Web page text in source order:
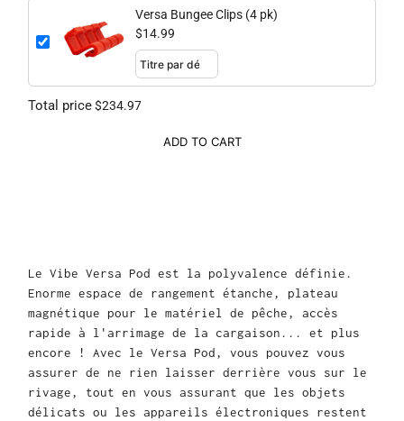
Versa Bungee Clips (4 pk)
$14.99
Total price$234.97
ADD TO CART
Le Vibe Versa Pod est la polyvalence définie.
Enorme espace de rangement étanche, plateau
magnétique pour le matériel de pêche, accès
rapide à l'arrimage de la cargaison... et plus
encore ! Avec le Versa Pod, vous pouvez vous
assurer de ne rien laisser derrière vous sur le
rivage, tout en vous assurant que les objets
délicats ou les appareils électroniques restent